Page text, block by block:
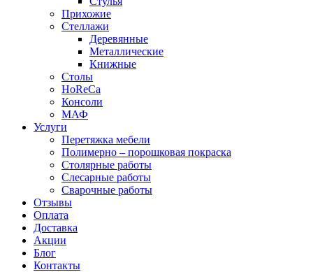
Прихожие
Стеллажи
Деревянные
Металлические
Книжные
Столы
HoReCa
Консоли
МАФ
Услуги
Перетяжка мебели
Полимерно – порошковая покраска
Столярные работы
Слесарные работы
Сварочные работы
Отзывы
Оплата
Доставка
Акции
Блог
Контакты